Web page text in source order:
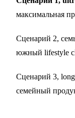
максимальная
Сценарий 2,
южный lifestyle
Сценарий 3,
семейный